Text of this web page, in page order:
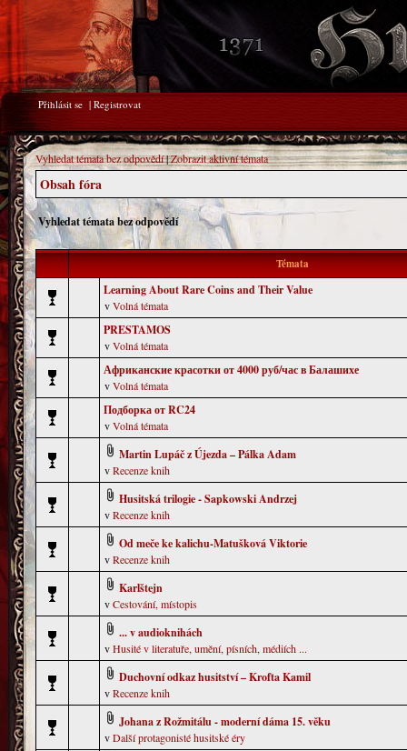
Přihlásit se | Registrovat
Vyhledat témata bez odpovědí|Zobrazit aktivní témata
Obsah fóra
Vyhledat témata bez odpovědí
Témata
Learning About Rare Coins and Their Value
vVolná témata
PRESTAMOS
vVolná témata
Африканские красотки от 4000 руб/час в Балашихе
vVolná témata
Подборка от RC24
vVolná témata
Martin Lupáč z Újezda – Pálka Adam
vRecenze knih
Husitská trilogie - Sapkowski Andrzej
vRecenze knih
Od meče ke kalichu-Matušková Viktorie
vRecenze knih
Karlštejn
vCestování, místopis
... v audioknihách
vHusité v literatuře, umění, písních, médiích ...
Duchovní odkaz husitství – Krofta Kamil
vRecenze knih
Johana z Rožmitálu - moderní dáma 15. věku
vDalší protagonisté husitské éry